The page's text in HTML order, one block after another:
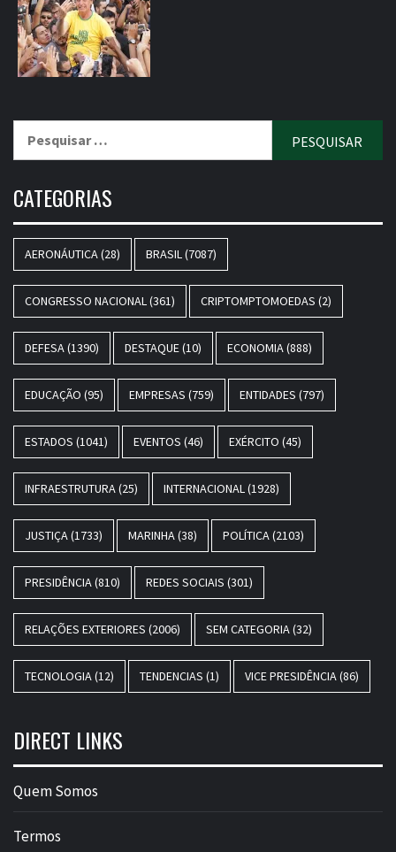
por:
CATEGORIAS
AERONÁUTICA (28) BRASIL (7087)
CONGRESSO NACIONAL (361) CRIPTOMPTOMOEDAS (2)
DEFESA (1390) DESTAQUE(10) ECONOMIA (888)
EDUCAÇÃO (95) EMPRESAS (759) ENTIDADES (797)
ESTADOS (1041) EVENTOS (46) EXÉRCITO (45)
INFRAESTRUTURA (25) INTERNACIONAL (1928)
JUSTIÇA (1733) MARINHA (38) POLÍTICA (2103)
PRESIDÊNCIA (810) REDES SOCIAIS (301)
RELAÇÕES EXTERIORES (2006) SEM CATEGORIA (32)
TECNOLOGIA (12) TENDENCIAS (1) VICE PRESIDÊNCIA (86)
DIRECT LINKS
Quem Somos
Termos